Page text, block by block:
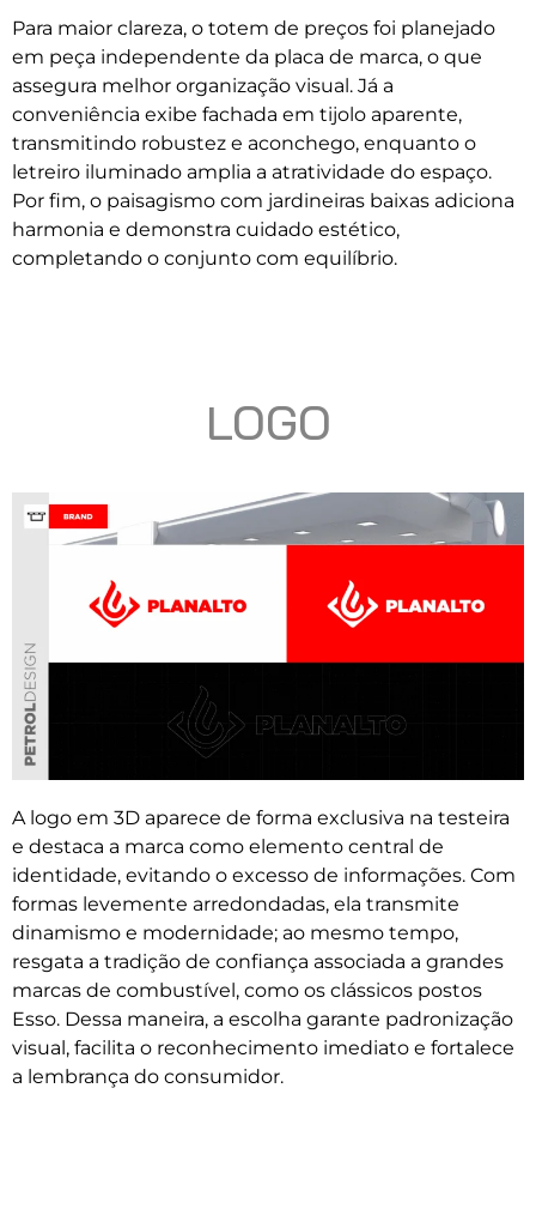
Para maior clareza, o totem de preços foi planejado
em peça independente da placa de marca, o que
assegura melhor organização visual. Já a
conveniência exibe fachada em tijolo aparente,
transmitindo robustez e aconchego, enquanto o
letreiro iluminado amplia a atratividade do espaço.
Por fim, o paisagismo com jardineiras baixas adiciona
harmonia e demonstra cuidado estético,
completando o conjunto com equilíbrio.
LOGO
A logo em 3D aparece de forma exclusiva na testeira
e destaca a marca como elemento central de
identidade, evitando o excesso de informações. Com
formas levemente arredondadas, ela transmite
dinamismo e modernidade; ao mesmo tempo,
resgata a tradição de confiança associada a grandes
marcas de combustível, como os clássicos postos
Esso. Dessa maneira, a escolha garante padronização
visual, facilita o reconhecimento imediato e fortalece
a lembrança do consumidor.